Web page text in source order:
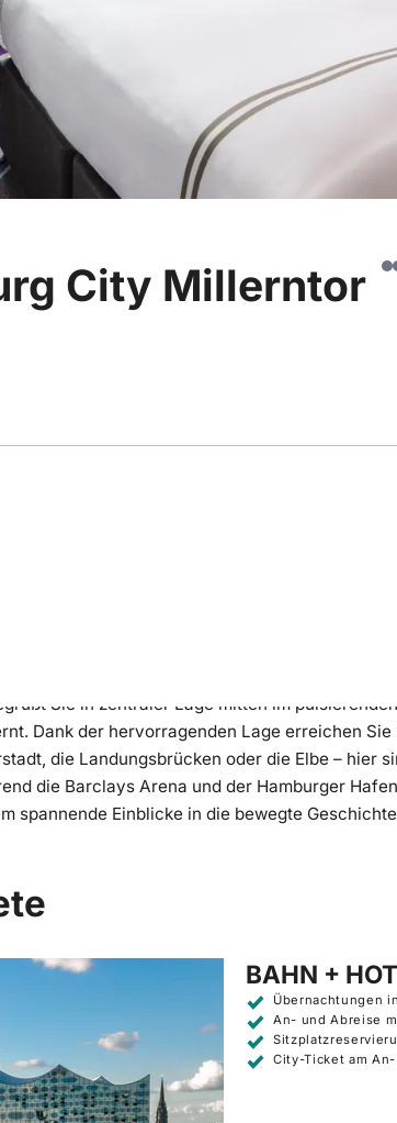
City Millerntor
Sie in zentraler Lage mitten im
Dank der hervorragenden Lage erreichen
die Landungsbrücken oder die Elbe – hier
die Barclays Arena und der Hamburger
spannende Einblicke in die bewegte
BAHN +
Übernachtungen
An- und Abreise
City-Ticket am